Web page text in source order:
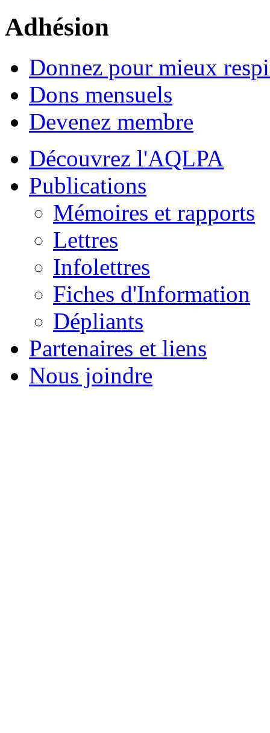
Adhésion
Donnez pour mieux
Dons mensuels
Devenez membre
Découvrez l'AQLPA
Publications
Mémoires et rapports
Lettres
Infolettres
Fiches d'Information
Dépliants
Partenaires et liens
Nous joindre